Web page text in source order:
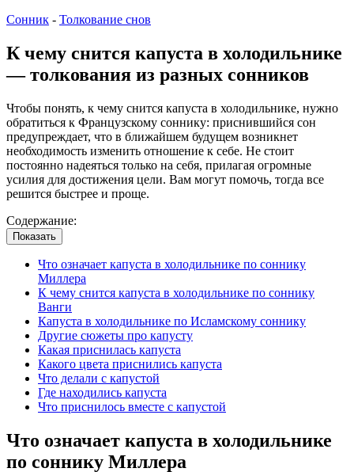
Сонник - Толкование снов
К чему снится капуста в холодильнике
— толкования из разных сонников
Чтобы понять, к чему снится капуста в холодильнике, нужно
обратиться к Французскому соннику: приснившийся сон
предупреждает, что в ближайшем будущем возникнет
необходимость изменить отношение к себе. Не стоит
постоянно надеяться только на себя, прилагая огромные
усилия для достижения цели. Вам могут помочь, тогда все
решится быстрее и проще.
Содержание:
Показать
Что означает капуста в холодильнике по соннику
Миллера
К чему снится капуста в холодильнике по соннику
Ванги
Капуста в холодильнике по Исламскому соннику
Другие сюжеты про капусту
Какая приснилась капуста
Какого цвета приснились капуста
Что делали с капустой
Где находились капуста
Что приснилось вместе с капустой
Что означает капуста в холодильнике
по соннику Миллера